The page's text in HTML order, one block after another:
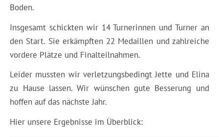
Boden.
Insgesamt schickten wir 14 Turnerinnen und Turner an
den Start. Sie erkämpften 22 Medaillen und zahlreiche
vordere Plätze und Finalteilnahmen.
Leider mussten wir verletzungsbedingt Jette und Elina
zu Hause lassen. Wir wünschen gute Besserung und
hoffen auf das nächste Jahr.
Hier unsere Ergebnisse im Überblick: